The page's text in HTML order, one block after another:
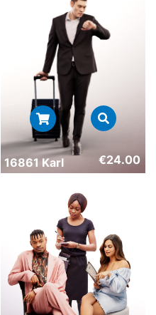
16861 Karl €24.00